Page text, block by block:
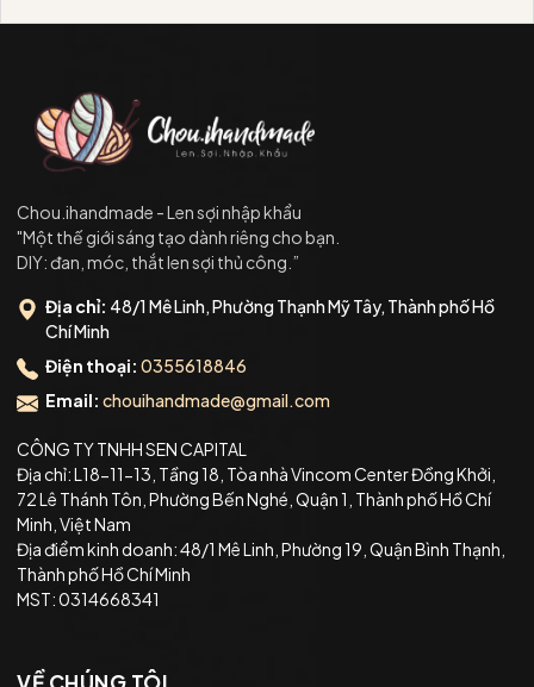
Chou.ihandmade - Len sợi nhập khẩu
"Một thế giới sáng tạo dành riêng cho bạn.
DIY: đan, móc, thắt len sợi thủ công.”
Địa chỉ: 48/1 Mê Linh, Phường Thạnh Mỹ Tây, Thành phố Hồ
Chí Minh
Điện thoại: 0355618846
Email: chouihandmade@gmail.com
CÔNG TY TNHH SEN CAPITAL
Địa chỉ: L18-11-13, Tầng 18, Tòa nhà Vincom Center Đồng Khởi,
72 Lê Thánh Tôn, Phường Bến Nghé, Quận 1, Thành phố Hồ Chí
Minh, Việt Nam
Địa điểm kinh doanh: 48/1 Mê Linh, Phường 19, Quận Bình Thạnh,
Thành phố Hồ Chí Minh
MST: 0314668341